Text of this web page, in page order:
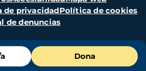
Dona
de privacidadPolítica de cookies
de denuncias